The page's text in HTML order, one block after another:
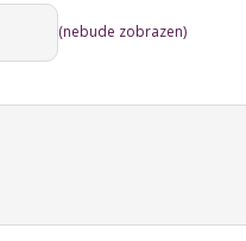
(nebude zobrazen)